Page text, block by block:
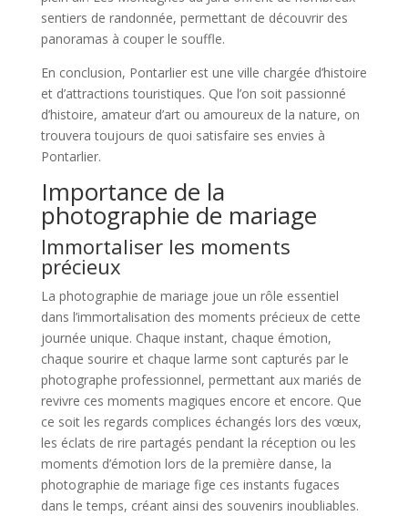
sentiers de randonnée, permettant de découvrir des
panoramas à couper le souffle.
En conclusion, Pontarlier est une ville chargée d’histoire
et d’attractions touristiques. Que l’on soit passionné
d’histoire, amateur d’art ou amoureux de la nature, on
trouvera toujours de quoi satisfaire ses envies à
Pontarlier.
Importance de la
photographie de mariage
Immortaliser les moments
précieux
La photographie de mariage joue un rôle essentiel
dans l’immortalisation des moments précieux de cette
journée unique. Chaque instant, chaque émotion,
chaque sourire et chaque larme sont capturés par le
photographe professionnel, permettant aux mariés de
revivre ces moments magiques encore et encore. Que
ce soit les regards complices échangés lors des vœux,
les éclats de rire partagés pendant la réception ou les
moments d’émotion lors de la première danse, la
photographie de mariage fige ces instants fugaces
dans le temps, créant ainsi des souvenirs inoubliables.